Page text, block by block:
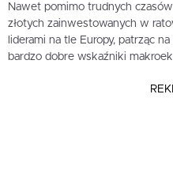
Nawet pomimo trudnych
złotych zainwestowanych w
liderami na tle Europy, patrząc
bardzo dobre wskaźniki